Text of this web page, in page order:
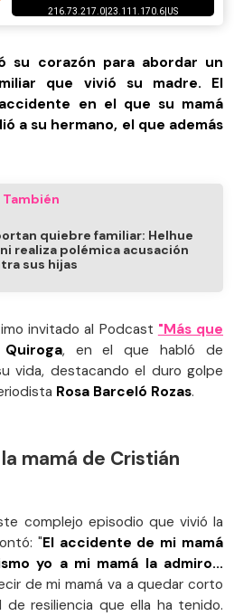
su corazón para abordar un
que vivió su madre. El
en el que su mamá
a su hermano, el que además
También
quiebre familiar: Helhue
realiza polémica acusación
sus hijas
invitado al Podcast "Más que
, en el que habló de
vida, destacando el duro golpe
Rosa Barceló Rozas.
mamá de Cristián
complejo episodio que vivió la
"El accidente de mi mamá
yo a mi mamá la admiro...
de mi mamá va a quedar corto
resiliencia que ella ha tenido.